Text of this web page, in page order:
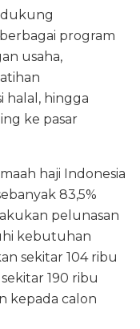
program
usaha,
halal, hingga
ke pasar
haji Indonesia
83,5%
pelunasan
kebutuhan
sekitar 104 ribu
190 ribu
kepada calon